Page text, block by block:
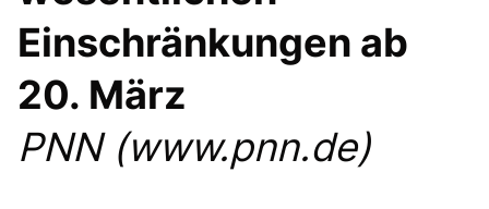
MEIN BÜRGERBÜRO
Anträge CDU
Einschränkungen ab
20. März
PNN (www.pnn.de)